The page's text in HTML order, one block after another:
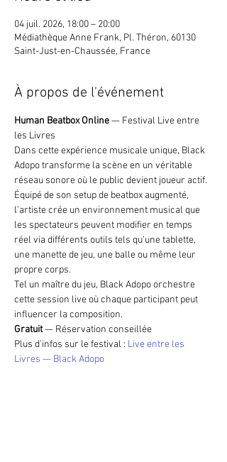
04 juil. 2026, 18:00 – 20:00
Médiathèque Anne Frank, Pl. Théron, 60130
Saint-Just-en-Chaussée, France
À propos de l'événement
Human Beatbox Online — Festival Live entre
les Livres
Dans cette expérience musicale unique, Black
Adopo transforme la scène en un véritable
réseau sonore où le public devient joueur actif.
Équipé de son setup de beatbox augmenté,
l’artiste crée un environnement musical que
les spectateurs peuvent modifier en temps
réel via différents outils tels qu’une tablette,
une manette de jeu, une balle ou même leur
propre corps.
Tel un maître du jeu, Black Adopo orchestre
cette session live où chaque participant peut
influencer la composition.
Gratuit — Réservation conseillée
Plus d’infos sur le festival : Live entre les
Livres — Black Adopo